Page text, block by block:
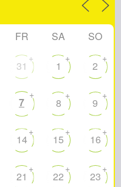
FR SA SO
31
+
1
+
2
+
7
+
8
+
9
+
14
+
15
+
16
+
21
+
22
+
23
+